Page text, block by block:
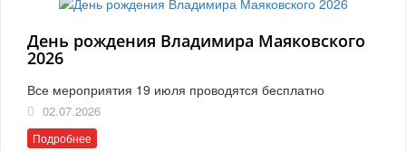
День рождения Владимира Маяковского
2026
Все мероприятия 19 июля проводятся бесплатно
02.07.2026
Подробнее